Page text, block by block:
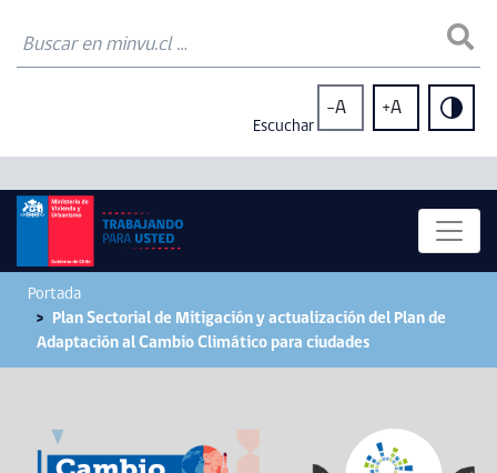
Escuchar
-A +A
Portada
Plan Sectorial de Mitigación y actualización del Plan de
Adaptación al Cambio Climático para ciudades